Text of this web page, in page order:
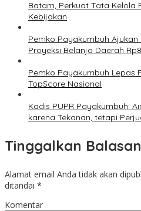
Batam, Perkuat Tata Kelola
Kebijakan
Pemko Payakumbuh Ajukan
Proyeksi Belanja Daerah
Pemko Payakumbuh Lepas
TopScore Nasional
Kadis PUPR Payakumbuh:
karena Tekanan, tetapi
Tinggalkan Balasan
Alamat email Anda tidak akan
ditandai *
Komentar